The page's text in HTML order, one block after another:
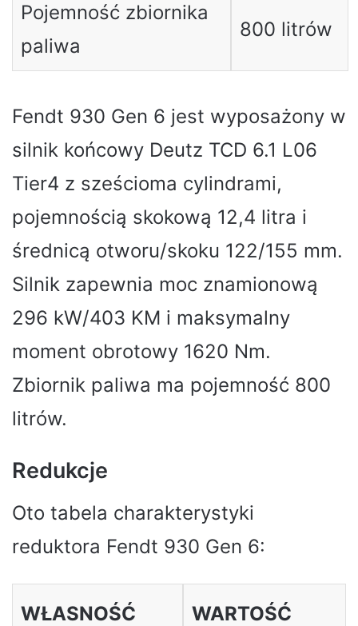
Pojemność zbiornika
paliwa
800 litrów
Fendt 930 Gen 6 jest wyposażony w
silnik końcowy Deutz TCD 6.1 L06
Tier4 z sześcioma cylindrami,
pojemnością skokową 12,4 litra i
średnicą otworu/skoku 122/155 mm.
Silnik zapewnia moc znamionową
296 kW/403 KM i maksymalny
moment obrotowy 1620 Nm.
Zbiornik paliwa ma pojemność 800
litrów.
Redukcje
Oto tabela charakterystyki
reduktora Fendt 930 Gen 6:
WŁASNOŚĆ WARTOŚĆ